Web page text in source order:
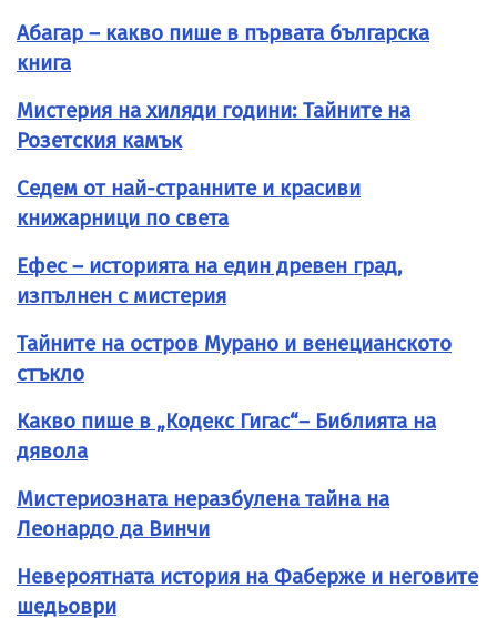
Абагар – какво пише в първата българска
книга
Мистерия на хиляди години: Тайните на
Розетския камък
Седем от най-странните и красиви
книжарници по света
Ефес – историята на един древен град,
изпълнен с мистерия
Тайните на остров Мурано и венецианското
стъкло
Какво пише в „Кодекс Гигас“– Библията на
дявола
Мистериозната неразбулена тайна на
Леонардо да Винчи
Невероятната история на Фаберже и неговите
шедьоври